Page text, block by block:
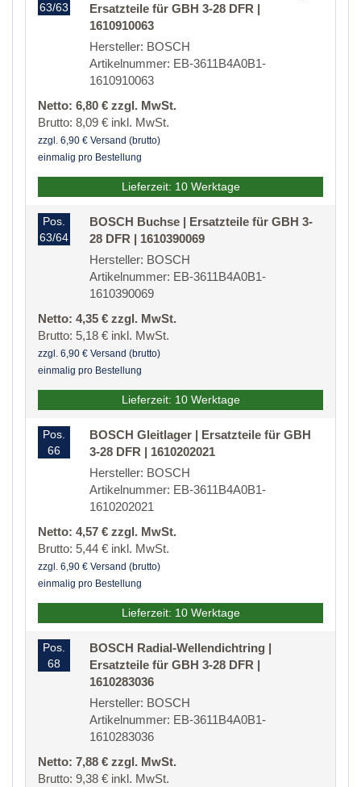
63/63
Ersatzteile für GBH 3-28 DFR |
1610910063
Hersteller: BOSCH
Artikelnummer: EB-3611B4A0B1-
1610910063
Netto: 6,80 € zzgl. MwSt.
Brutto: 8,09 € inkl. MwSt.
zzgl. 6,90 € Versand (brutto)
einmalig pro Bestellung
Lieferzeit: 10 Werktage
Pos.
63/64
BOSCH Buchse | Ersatzteile für GBH 3-
28 DFR | 1610390069
Hersteller: BOSCH
Artikelnummer: EB-3611B4A0B1-
1610390069
Netto: 4,35 € zzgl. MwSt.
Brutto: 5,18 € inkl. MwSt.
zzgl. 6,90 € Versand (brutto)
einmalig pro Bestellung
Lieferzeit: 10 Werktage
Pos.
66
BOSCH Gleitlager | Ersatzteile für GBH
3-28 DFR | 1610202021
Hersteller: BOSCH
Artikelnummer: EB-3611B4A0B1-
1610202021
Netto: 4,57 € zzgl. MwSt.
Brutto: 5,44 € inkl. MwSt.
zzgl. 6,90 € Versand (brutto)
einmalig pro Bestellung
Lieferzeit: 10 Werktage
Pos.
68
BOSCH Radial-Wellendichtring |
Ersatzteile für GBH 3-28 DFR |
1610283036
Hersteller: BOSCH
Artikelnummer: EB-3611B4A0B1-
1610283036
Netto: 7,88 € zzgl. MwSt.
Brutto: 9,38 € inkl. MwSt.